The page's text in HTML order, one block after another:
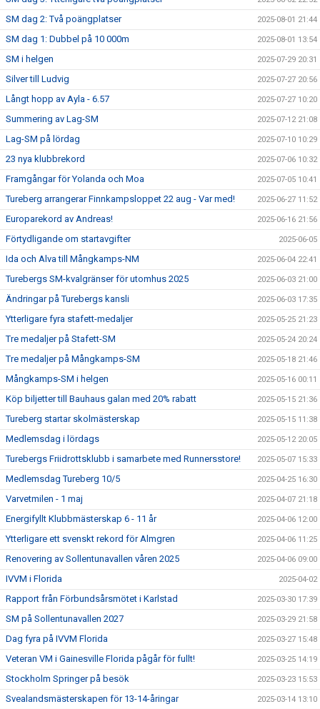
SM dag 2: Två poängplatser 2025-08-01 21:44
SM dag 1: Dubbel på 10 000m 2025-08-01 13:54
SM i helgen 2025-07-29 20:31
Silver till Ludvig 2025-07-27 20:56
Långt hopp av Ayla - 6.57 2025-07-27 10:20
Summering av Lag-SM 2025-07-12 21:08
Lag-SM på lördag 2025-07-10 10:29
23 nya klubbrekord 2025-07-06 10:32
Framgångar för Yolanda och Moa 2025-07-05 10:41
Tureberg arrangerar Finnkampsloppet 22 aug - Var med! 2025-06-27 11:52
Europarekord av Andreas! 2025-06-16 21:56
Förtydligande om startavgifter 2025-06-05
Ida och Alva till Mångkamps-NM 2025-06-04 22:41
Turebergs SM-kvalgränser för utomhus 2025 2025-06-03 21:00
Ändringar på Turebergs kansli 2025-06-03 17:35
Ytterligare fyra stafett-medaljer 2025-05-25 21:23
Tre medaljer på Stafett-SM 2025-05-24 20:24
Tre medaljer på Mångkamps-SM 2025-05-18 21:46
Mångkamps-SM i helgen 2025-05-16 00:11
Köp biljetter till Bauhaus galan med 20% rabatt 2025-05-15 21:36
Tureberg startar skolmästerskap 2025-05-15 11:38
Medlemsdag i lördags 2025-05-12 20:05
Turebergs Friidrottsklubb i samarbete med Runnersstore! 2025-05-07 15:33
Medlemsdag Tureberg 10/5 2025-04-25 16:30
Varvetmilen - 1 maj 2025-04-07 21:18
Energifyllt Klubbmästerskap 6 - 11 år 2025-04-06 12:00
Ytterligare ett svenskt rekord för Almgren 2025-04-06 11:25
Renovering av Sollentunavallen våren 2025 2025-04-06 09:00
IVVM i Florida 2025-04-02
Rapport från Förbundsårsmötet i Karlstad 2025-03-30 17:39
SM på Sollentunavallen 2027 2025-03-29 21:58
Dag fyra på IVVM Florida 2025-03-27 15:48
Veteran VM i Gainesville Florida pågår för fullt! 2025-03-25 14:19
Stockholm Springer på besök 2025-03-23 15:53
Svealandsmästerskapen för 13-14-åringar 2025-03-14 13:10